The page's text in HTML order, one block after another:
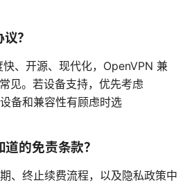
？
、开源、现代化，OpenVPN 兼
见。若设备支持，优先考虑
备和兼容性有顾虑时选
的免责条款？
、终止续费流程，以及隐私政策中